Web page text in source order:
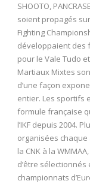
SHOOTO,
soient propagés
Fighting
développaient des
pour le Vale Tudo
Martiaux Mixtes
d’une façon
entier. Les sportifs
formule française
l’IKF depuis 2004.
organisées chaque
la CNK à la
d’être
championnats